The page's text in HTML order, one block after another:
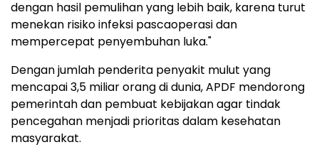
dengan hasil pemulihan yang lebih baik, karena turut
menekan risiko infeksi pascaoperasi dan
mempercepat penyembuhan luka."
Dengan jumlah penderita penyakit mulut yang
mencapai 3,5 miliar orang di dunia, APDF mendorong
pemerintah dan pembuat kebijakan agar tindak
pencegahan menjadi prioritas dalam kesehatan
masyarakat.